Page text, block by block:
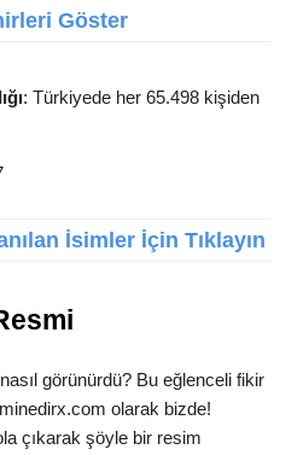
Göster
: Türkiyede her 65.498 kişiden
İsimler İçin Tıklayın
görünürdü? Bu eğlenceli fikir
olarak bizde!
çıkarak şöyle bir resim